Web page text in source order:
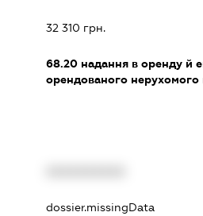
32 310 грн.
68.20надання в оренду й
орендованого нерухомого
dossier.missingData